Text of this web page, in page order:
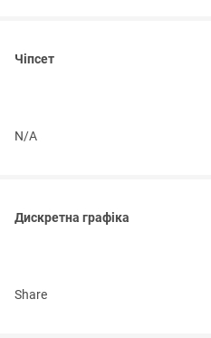
Чіпсет
N/A
Дискретна графіка
Share